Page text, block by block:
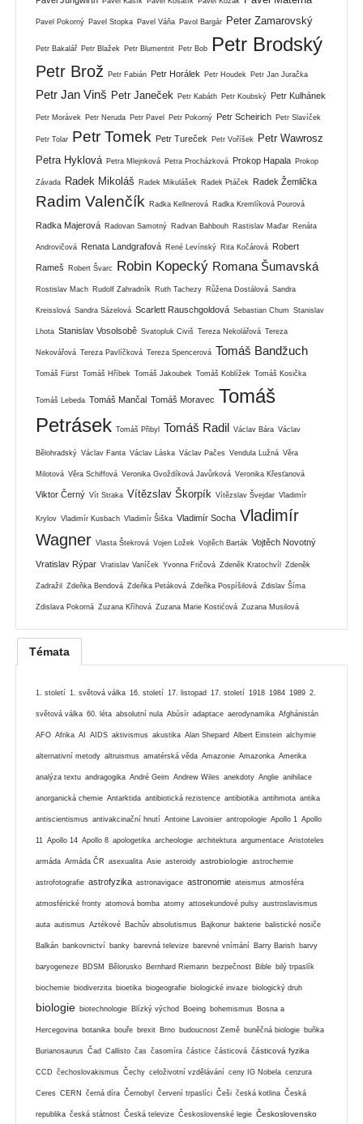
Pavel Pokorný Pavel Stopka Pavel Váňa Pavol Bargár Peter Zamarovský
Petr Bakalář Petr Blažek Petr Blumentrit Petr Bob Petr Brodský
Petr Brož Petr Fabián Petr Horálek Petr Houdek Petr Jan Juračka
Petr Jan Vinš Petr Janeček Petr Kabáth Petr Koubský Petr Kulhánek
Petr Morávek Petr Neruda Petr Pavel Petr Pokorný Petr Scheirich Petr Slavíček
Petr Tolar Petr Tomek Petr Tureček Petr Voříšek
Petr Wawrosz
Petra Hyklová Petra Mlejnková Petra Procházková Prokop Hapala Prokop
Závada Radek Mikoláš Radek Mikulášek Radek Ptáček Radek Žemlička
Radim Valenčík Radka Kellnerová Radka Kremlíková Pourová
Radka Majerová Radovan Samotný Radvan Bahbouh Rastislav Maďar Renáta
Androvičová Renata Landgrafová René Levínský Rita Kočárová Robert
Rameš Robert Švarc Robin Kopecký Romana Šumavská
Rostislav Mach Rudolf Zahradník Ruth Tachezy Růžena Dostálová Sandra
Kreisslová Sandra Sázelová Scarlett Rauschgoldová Sebastian Chum Stanislav
Lhota Stanislav Vosolsobě Svatopluk Civiš Tereza Nekolářová Tereza
Nekovářová Tereza Pavlíčková Tereza Spencerová Tomáš Bandžuch
Tomáš Fürst Tomáš Hříbek Tomáš Jakoubek Tomáš Koblížek Tomáš Kosička
Tomáš Lebeda Tomáš Mančal Tomáš Moravec Tomáš
Petrásek Tomáš Přibyl Tomáš Radil Václav Bára Václav
Bělohradský Václav Fanta Václav Láska Václav Pačes Vendula Lužná Věra
Milotová Věra Schiffová Veronika Gvoždíková Javůrková Veronika Křesťanová
Viktor Černý Vít Straka Vítězslav Škorpík Vítězslav Švejdar Vladimír
Krylov Vladimír Kusbach Vladimír Šiška Vladimír Socha Vladimír
Wagner Vlasta Štekrová Vojen Ložek Vojtěch Barták Vojtěch Novotný
Vratislav Rýpar Vratislav Vaníček Yvonna Fričová Zdeněk Kratochvíl Zdeněk
Zadražil Zdeňka Bendová Zdeňka Petáková Zdeňka Pospíšilová Zdislav Šíma
Zdislava Pokorná Zuzana Kříhová Zuzana Marie Kostićová Zuzana Musilová
Témata
1. století 1. světová válka 16. století 17. listopad 17. století 1918 1984 1989 2.
světová válka 60. léta absolutní nula Abúsír adaptace aerodynamika Afghánistán
AFO Afrika AI AIDS aktivismus akustika Alan Shepard Albert Einstein alchymie
alternativní metody altruismus amatérská věda Amazonie Amazonka Amerika
analýza textu andragogika André Geim Andrew Wiles anekdoty Anglie anihilace
anorganická chemie Antarktida antibiotická rezistence antibiotika antihmota antika
antiscientismus antivakcinační hnutí Antoine Lavoisier antropologie Apollo 1 Apollo
11 Apollo 14 Apollo 8 apologetika archeologie architektura argumentace Aristoteles
armáda Armáda ČR asexualita Asie asteroidy astrobiologie astrochemie
astrofotografie astrofyzika astronavigace astronomie ateismus atmosféra
atmosférické fronty atomová bomba atomy attosekundové pulsy austroslavismus
auta autismus Aztékové Bachův absolutismus Bajkonur bakterie balistické nosiče
Balkán bankovnictví banky barevná televize barevné vnímání Barry Barish barvy
baryogeneze BDSM Bělorusko Bernhard Riemann bezpečnost Bible bilý trpaslík
biochemie biodiverzita bioetika biogeografie biologické invaze biologický druh
biologie biotechnologie Blízký východ Boeing bohemismus Bosna a
Hercegovina botanika bouře brexit Brno budoucnost Země buněčná biologie buňka
Burianosaurus Čad Callisto čas časomíra částice částicová částicová fyzika
CCD čechoslovakismus Čechy celoživotní vzdělávání ceny IG Nobela cenzura
Ceres CERN černá díra Černobyl červení trpaslíci Češi česká kotlina Česká
republika česká státnost Česká televize Československé legie Československo